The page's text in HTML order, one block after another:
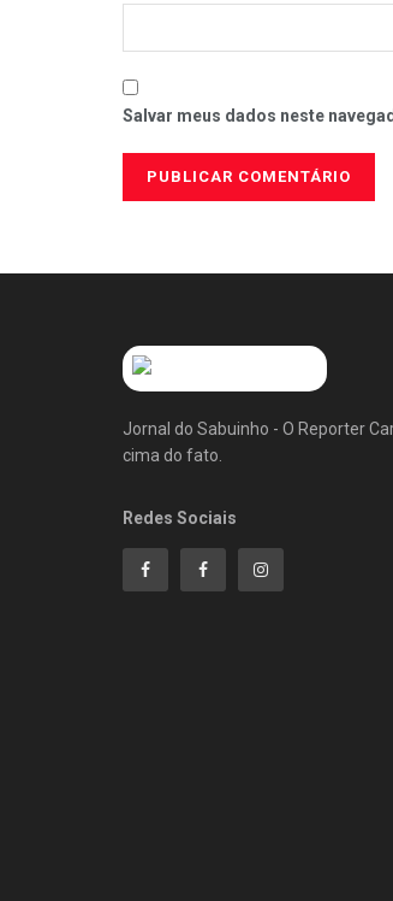
Salvar meus dados neste
Jornal do Sabuinho - O Reporter
cima do fato.
Redes Sociais